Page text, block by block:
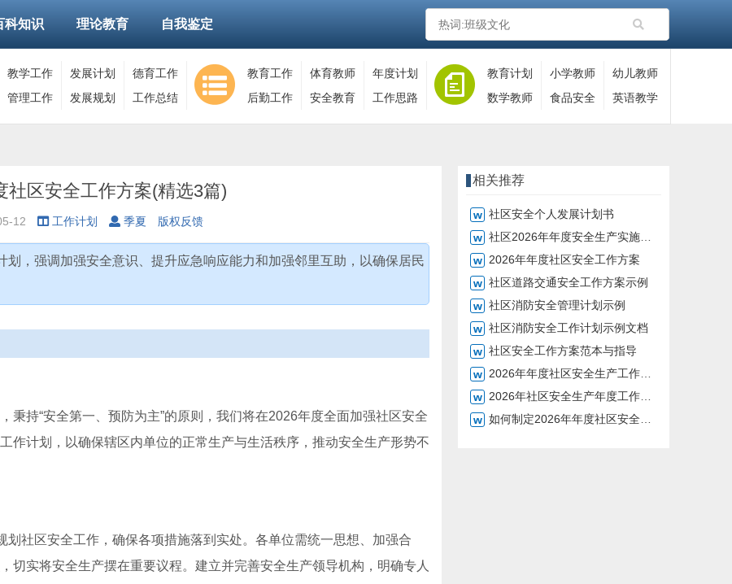
科知识 理论教育 自我鉴定
教学工作 发展计划
德育工作
管理工作
发展规划 工作总结
教育工作 体育教师
年度计划
后勤工作
安全教育 工作思路
教育计划 小学教师
幼儿教师
数学教师
食品安全 英语教学
社区安全工作方案(精选3篇)
12 工作计划 季夏 版权反馈
划，强调加强安全意识、提升应急响应能力和加强邻里互助，以确保居民
秉持“安全第一、预防为主”的原则，我们将在2026年度全面加强社区安全
作计划，以确保辖区内单位的正常生产与生活秩序，推动安全生产形势不
划社区安全工作，确保各项措施落到实处。各单位需统一思想、加强合
切实将安全生产摆在重要议程。建立并完善安全生产领导机构，明确专人
相关推荐
社区安全个人发展计划书
社区2026年年度安全生产实施方案
2026年年度社区安全工作方案
社区道路交通安全工作方案示例
社区消防安全管理计划示例
社区消防安全工作计划示例文档
社区安全工作方案范本与指导
2026年年度社区安全生产工作安排
2026年社区安全生产年度工作规划范本
如何制定2026年年度社区安全工作计划